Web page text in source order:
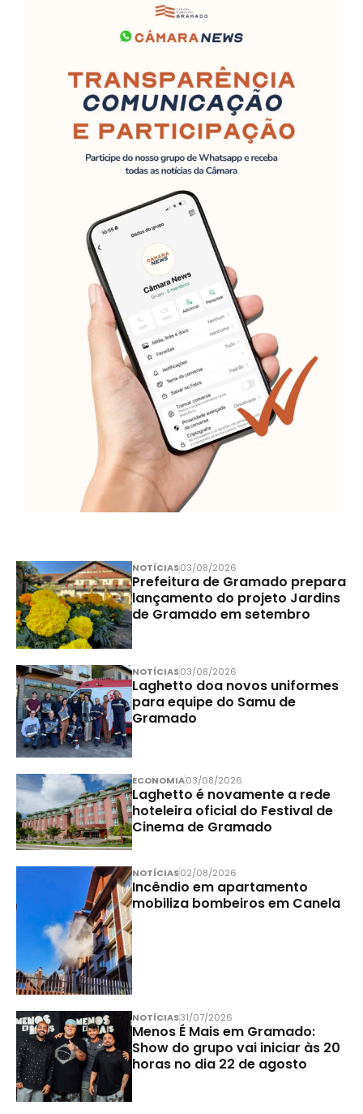
NOTÍCIAS03/08/2026
Prefeitura de Gramado prepara
lançamento do projeto Jardins
de Gramado em setembro
NOTÍCIAS03/08/2026
Laghetto doa novos uniformes
para equipe do Samu de
Gramado
ECONOMIA03/08/2026
Laghetto é novamente a rede
hoteleira oficial do Festival de
Cinema de Gramado
NOTÍCIAS02/08/2026
Incêndio em apartamento
mobiliza bombeiros em Canela
NOTÍCIAS31/07/2026
Menos É Mais em Gramado:
Show do grupo vai iniciar às 20
horas no dia 22 de agosto